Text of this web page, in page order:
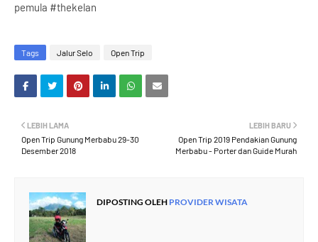
pemula #thekelan
Tags Jalur Selo Open Trip
LEBIH BARU
Open Trip 2019 Pendakian Gunung
Merbabu - Porter dan Guide Murah
LEBIH LAMA
Open Trip Gunung Merbabu 29-30
Desember 2018
DIPOSTING OLEH PROVIDER WISATA